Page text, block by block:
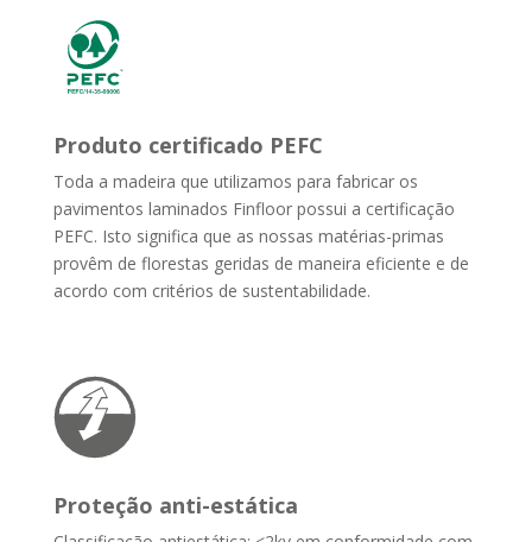
Produto certificado PEFC
Toda a madeira que utilizamos para fabricar os
pavimentos laminados Finfloor possui a certificação
PEFC. Isto significa que as nossas matérias-primas
provêm de florestas geridas de maneira eficiente e de
acordo com critérios de sustentabilidade.
Proteção anti-estática